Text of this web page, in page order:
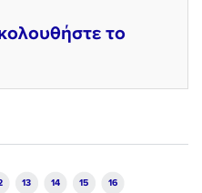
το
13 14 15 16